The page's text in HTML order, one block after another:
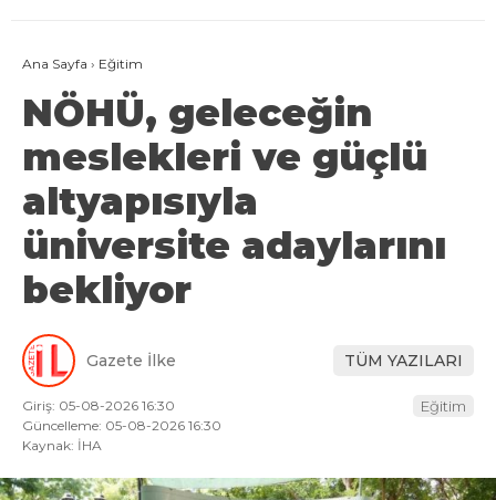
Ana Sayfa › Eğitim
NÖHÜ, geleceğin
meslekleri ve güçlü
altyapısıyla
üniversite adaylarını
bekliyor
Gazete İlke TÜM YAZILARI
Giriş: 05-08-2026 16:30
Güncelleme: 05-08-2026 16:30
Kaynak: İHA
Eğitim